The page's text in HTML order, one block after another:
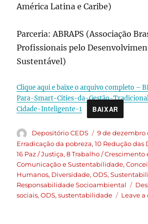
América Latina e Caribe)
Parceria: ABRAPS (Associação
Profissionais pelo
Sustentável)
Clique aqui e baixe o arquivo completo –
Para-Smart-Cities-da-Gestão-
Cidade-Inteligente-1
BAIXAR
Depositório CEDS 9 de dezembro
Erradicação da pobreza,10 Redução
16 Paz / Justiça,8 Trabalho /
Comunicação e Sustentabilidade,
Humanos, Diversidade,ODS,
Responsabilidade Socioambiental
sociais,ODS,sustentabilidade Leave